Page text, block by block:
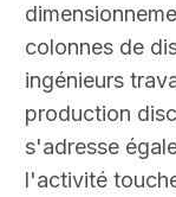
colonnes de
ingénieurs
production
s'adresse
l'activité